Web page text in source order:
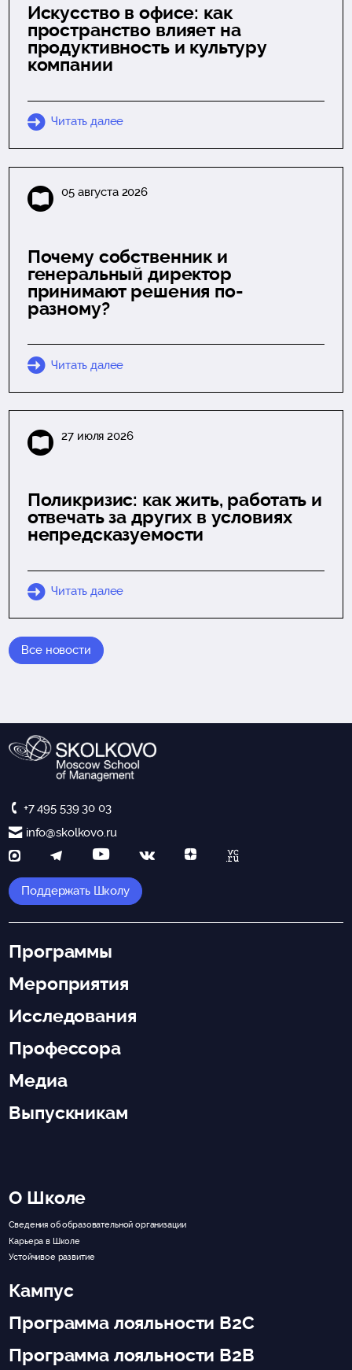
Искусство в офисе: как
пространство влияет на
продуктивность и культуру
компании
Читать далее
05 августа 2026
Почему собственник и
генеральный директор
принимают решения по-
разному?
Читать далее
27 июля 2026
Поликризис: как жить, работать и
отвечать за других в условиях
непредсказуемости
Читать далее
Все новости
+7 495 539 30 03
info@skolkovo.ru
Поддержать Школу
Программы
Мероприятия
Исследования
Профессора
Медиа
Выпускникам
О Школе
Сведения об образовательной организации
Карьера в Школе
Устойчивое развитие
Кампус
Программа лояльности B2C
Программа лояльности B2B